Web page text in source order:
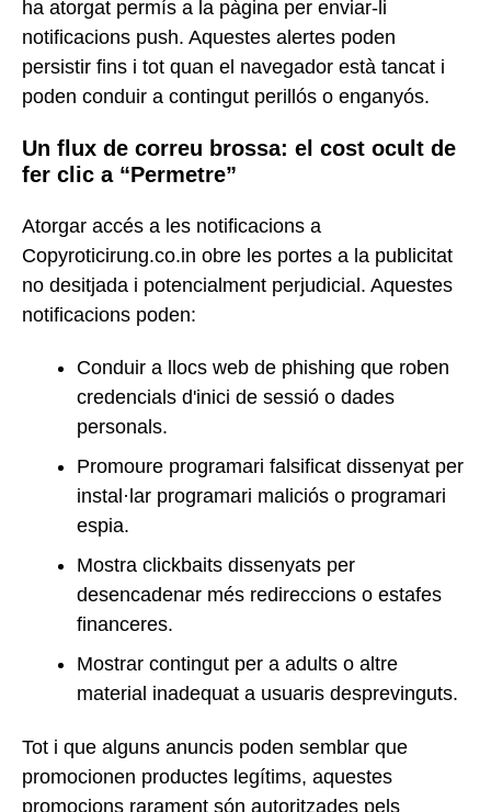
ha atorgat permís a la pàgina per enviar-li
notificacions push. Aquestes alertes poden
persistir fins i tot quan el navegador està tancat i
poden conduir a contingut perillós o enganyós.
Un flux de correu brossa: el cost ocult de
fer clic a “Permetre”
Atorgar accés a les notificacions a
Copyroticirung.co.in obre les portes a la publicitat
no desitjada i potencialment perjudicial. Aquestes
notificacions poden:
Conduir a llocs web de phishing que roben
credencials d'inici de sessió o dades
personals.
Promoure programari falsificat dissenyat per
instal·lar programari maliciós o programari
espia.
Mostra clickbaits dissenyats per
desencadenar més redireccions o estafes
financeres.
Mostrar contingut per a adults o altre
material inadequat a usuaris desprevinguts.
Tot i que alguns anuncis poden semblar que
promocionen productes legítims, aquestes
promocions rarament són autoritzades pels